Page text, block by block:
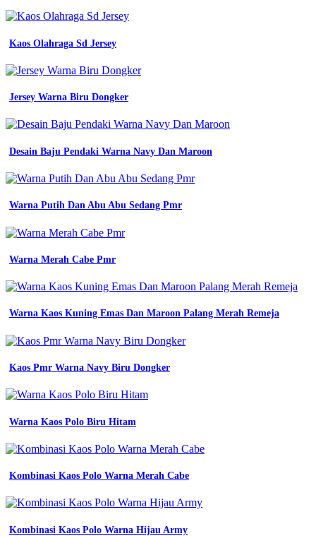
futsal
Warna
bola
desain
printing
hijau
emas
jersey
printing
jersey
desain
emas
jersey
bikin
satuan
murah
jual
kaos
jersey
cowok
Jersey
Kuning
warna
emas
mewah
Kaos Olahraga Sd Jersey
Jersey Warna Biru Dongker
Desain Baju Pendaki Warna Navy Dan Maroon
Warna Putih Dan Abu Abu Sedang Pmr
Warna Merah Cabe Pmr
Warna Kaos Kuning Emas Dan Maroon Palang Merah Remeja
Kaos Pmr Warna Navy Biru Dongker
Warna Kaos Polo Biru Hitam
Kombinasi Kaos Polo Warna Merah Cabe
Kombinasi Kaos Polo Warna Hijau Army